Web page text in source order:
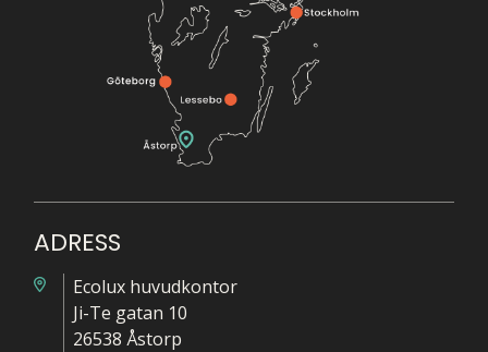
ADRESS
Ecolux huvudkontor
Ji-Te gatan 10
26538 Åstorp